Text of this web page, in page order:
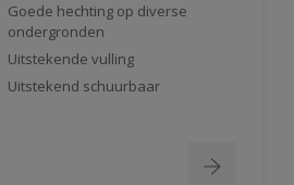
Goede hechting op diverse
ondergronden
Uitstekende vulling
Uitstekend schuurbaar